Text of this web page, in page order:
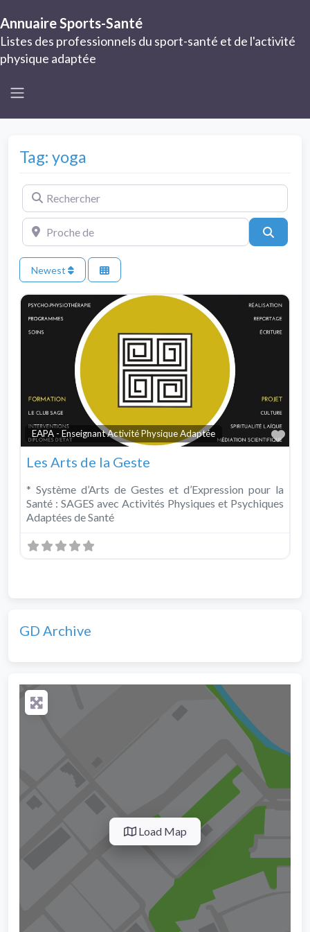
Annuaire Sports-Santé
Listes des professionnels du sport-santé et de l'activité
physique adaptée
Tag: yoga
Rechercher
Proche de
Newest
EAPA - Enseignant Activité Physique Adaptée
Les Arts de la Geste
* Système d’Arts de Gestes et d’Expression pour la
Santé : SAGES avec Activités Physiques et Psychiques
Adaptées de Santé
GD Archive
Load Map